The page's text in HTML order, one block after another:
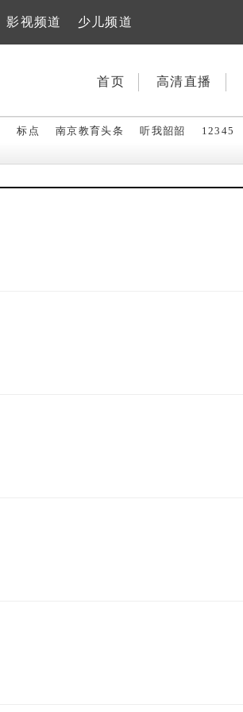
影视频道 少儿频道
首页 高清直播
标点 南京教育头条 听我韶韶 12345